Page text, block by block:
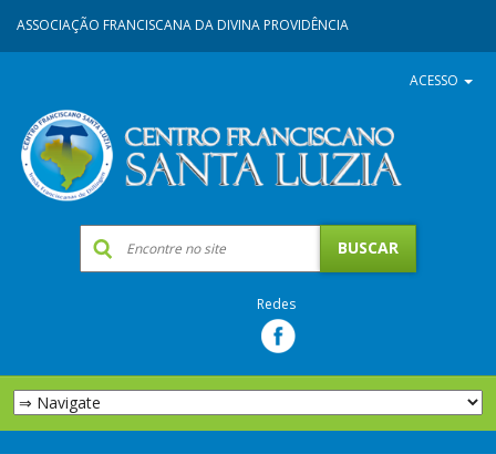
ASSOCIAÇÃO FRANCISCANA DA DIVINA PROVIDÊNCIA
ACESSO
Redes